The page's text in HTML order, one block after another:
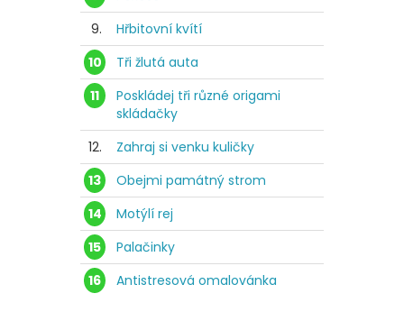
9.
Hřbitovní kvítí
10
Tři žlutá auta
11
Poskládej tři různé origami
skládačky
12.
Zahraj si venku kuličky
13
Obejmi památný strom
14
Motýlí rej
15
Palačinky
16
Antistresová omalovánka